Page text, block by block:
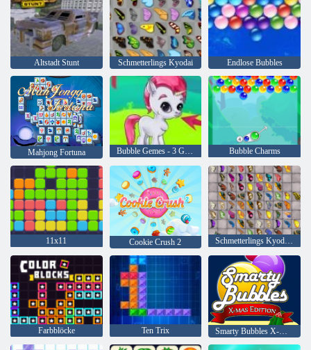
Altstadt Stunt Schmetterlings Kyodai Endlose Bubbles
Mahjong Fortuna Bubble Gemes - 3 Gewinnt Bubble Charms
11x11 Cookie Crush 2 Schmetterlings Kyodai HD
Farbblöcke Ten Trix Smarty Bubbles X-Mas